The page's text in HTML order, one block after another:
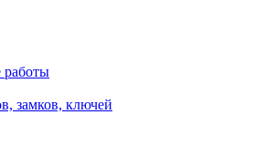
замков, ключей